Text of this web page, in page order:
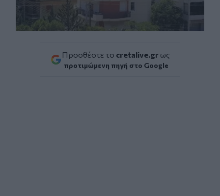
Προσθέστε το cretalive.gr ως
προτιμώμενη πηγή στο Google